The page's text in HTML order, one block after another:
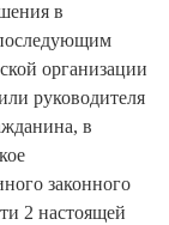
в
организации
руководителя
в
законного
2 настоящей